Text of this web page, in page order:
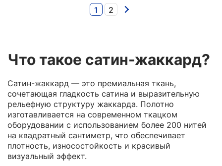
1 2
Что такое сатин-жаккард?
Сатин-жаккард — это премиальная ткань,
сочетающая гладкость сатина и выразительную
рельефную структуру жаккарда. Полотно
изготавливается на современном ткацком
оборудовании с использованием более 200 нитей
на квадратный сантиметр, что обеспечивает
плотность, износостойкость и красивый
визуальный эффект.